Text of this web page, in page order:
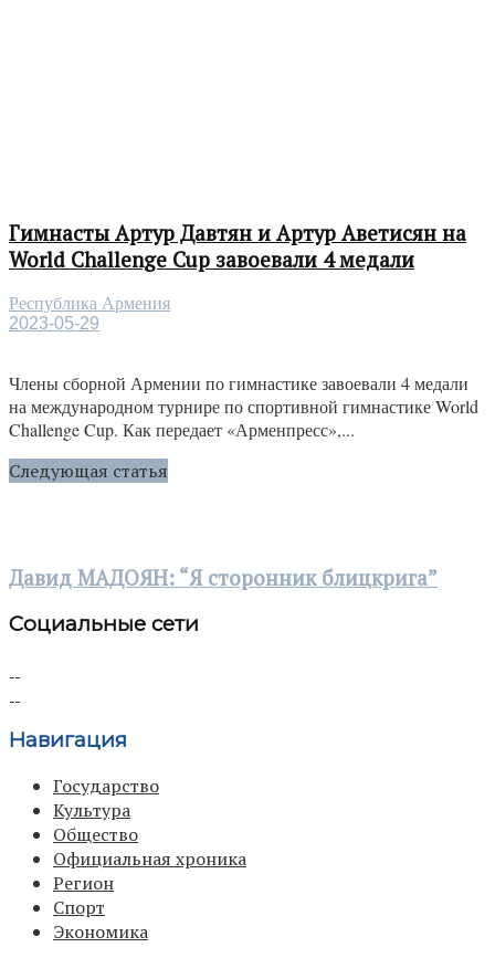
Гимнасты Артур Давтян и Артур Аветисян на
World Challenge Cup завоевали 4 медали
Республика Армения
2023-05-29
Члены сборной Армении по гимнастике завоевали 4 медали
на международном турнире по спортивной гимнастике World
Challenge Cup. Как передает «Арменпресс»,...
Следующая статья
Давид МАДОЯН: “Я сторонник блицкрига”
Социальные сети
Навигация
Государство
Культура
Общество
Официальная хроника
Регион
Спорт
Экономика